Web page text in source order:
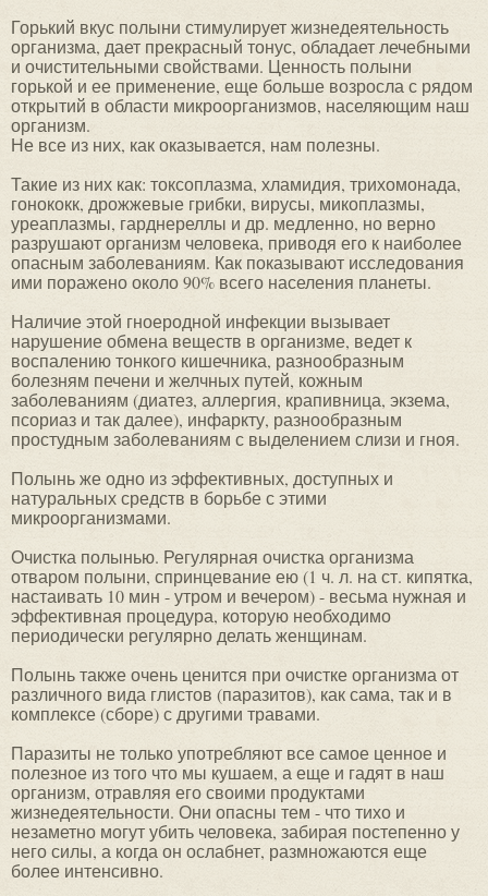
Горький вкус полыни стимулирует жизнедеятельность
организма, дает прекрасный тонус, обладает лечебными
и очистительными свойствами. Ценность полыни
горькой и ее применение, еще больше возросла с рядом
открытий в области микроорганизмов, населяющим наш
организм.
Не все из них, как оказывается, нам полезны.
Такие из них как: токсоплазма, хламидия, трихомонада,
гонококк, дрожжевые грибки, вирусы, микоплазмы,
уреаплазмы, гарднереллы и др. медленно, но верно
разрушают организм человека, приводя его к наиболее
опасным заболеваниям. Как показывают исследования
ими поражено около 90% всего населения планеты.
Наличие этой гноеродной инфекции вызывает
нарушение обмена веществ в организме, ведет к
воспалению тонкого кишечника, разнообразным
болезням печени и желчных путей, кожным
заболеваниям (диатез, аллергия, крапивница, экзема,
псориаз и так далее), инфаркту, разнообразным
простудным заболеваниям с выделением слизи и гноя.
Полынь же одно из эффективных, доступных и
натуральных средств в борьбе с этими
микроорганизмами.
Очистка полынью. Регулярная очистка организма
отваром полыни, спринцевание ею (1 ч. л. на ст. кипятка,
настаивать 10 мин - утром и вечером) - весьма нужная и
эффективная процедура, которую необходимо
периодически регулярно делать женщинам.
Полынь также очень ценится при очистке организма от
различного вида глистов (паразитов), как сама, так и в
комплексе (сборе) с другими травами.
Паразиты не только употребляют все самое ценное и
полезное из того что мы кушаем, а еще и гадят в наш
организм, отравляя его своими продуктами
жизнедеятельности. Они опасны тем - что тихо и
незаметно могут убить человека, забирая постепенно у
него силы, а когда он ослабнет, размножаются еще
более интенсивно.